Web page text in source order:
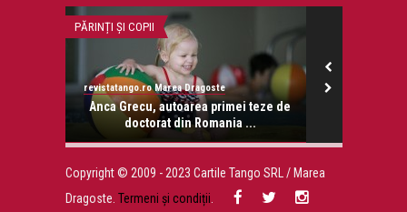
PĂRINȚI ȘI COPII
revistatango.ro Marea Dragoste
Anca Grecu, autoarea primei teze de
doctorat din Romania ...
Copyright © 2009 - 2023 Cartile Tango SRL / Marea
Dragoste. Termeni și condiții